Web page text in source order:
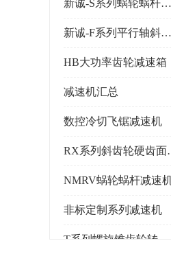
新诚-S系列蜗轮蜗杆齿轮减速机
新诚-F系列平行轴斜齿轮减速机
HB大功率齿轮减速箱
减速机汇总
数控冷切飞锯减速机
RX系
NMRV蜗轮蜗杆减速
非标定制系列减速机